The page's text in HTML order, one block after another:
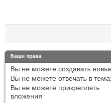
Ваши права
Вы не можете создавать
Вы не можете отвечать в
Вы не можете прикреплять
вложения